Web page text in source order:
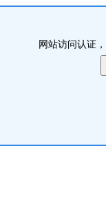
网站访问认证